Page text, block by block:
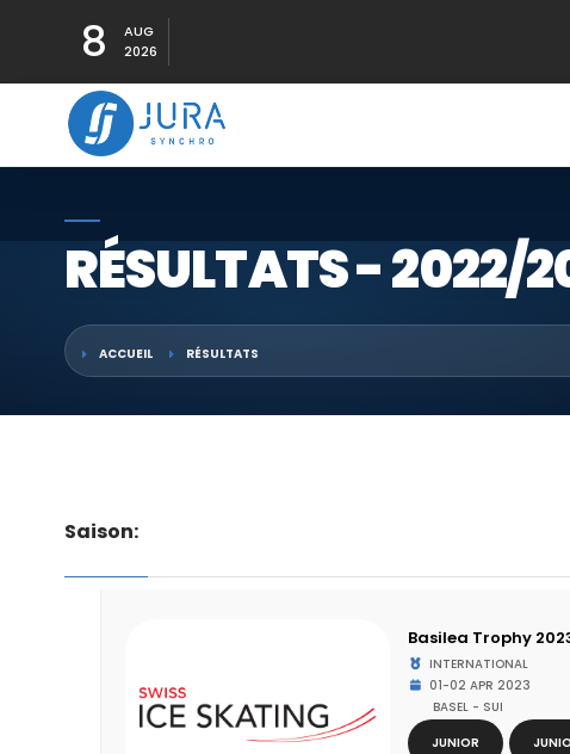
8
AUG
2026
RÉSULTATS - 2022/
ACCUEIL RÉSULTATS
Saison:
Basilea Trophy
INTERNATIONAL
01-02 APR 2023
BASEL - SUI
JUNIOR